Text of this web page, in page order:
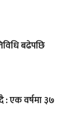
बढेपछि
: एक वर्षमा ३७